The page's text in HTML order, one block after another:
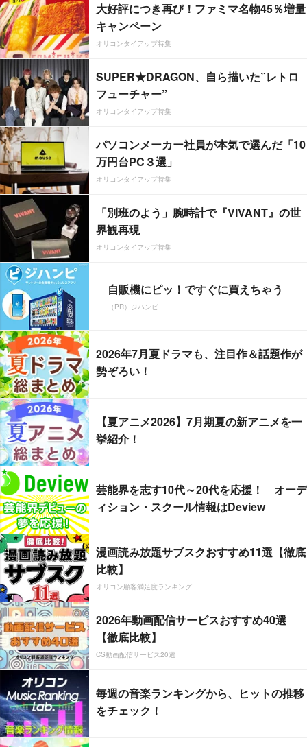
大好評につき再び！ファミマ名物45％増量
キャンペーン
オリコンタイアップ特集
SUPER★DRAGON、自ら描いた”レトロ
フューチャー”
オリコンタイアップ特集
パソコンメーカー社員が本気で選んだ「10
万円台PC３選」
オリコンタイアップ特集
「別班のよう」腕時計で『VIVANT』の世
界観再現
オリコンタイアップ特集
自販機にピッ！ですぐに買えちゃう
（PR）ジハンピ
2026年7月夏ドラマも、注目作＆話題作が
勢ぞろい！
【夏アニメ2026】7月期夏の新アニメを一
挙紹介！
芸能界を志す10代～20代を応援！ オーデ
ィション・スクール情報はDeview
漫画読み放題サブスクおすすめ11選【徹底
比較】
オリコン顧客満足度ランキング
2026年動画配信サービスおすすめ40選
【徹底比較】
CS動画配信サービス20選
毎週の音楽ランキングから、ヒットの推移
をチェック！